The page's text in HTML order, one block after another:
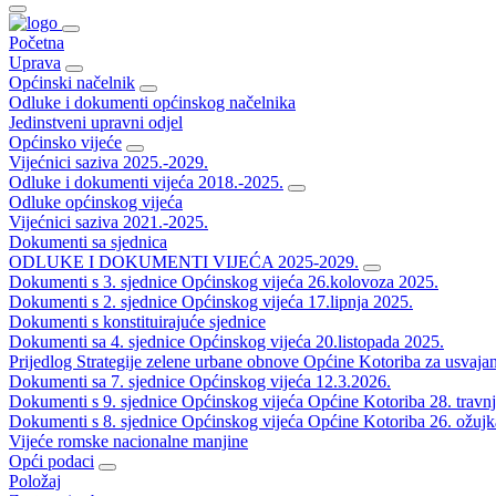
Početna
Uprava
Općinski načelnik
Odluke i dokumenti općinskog načelnika
Jedinstveni upravni odjel
Općinsko vijeće
Vijećnici saziva 2025.-2029.
Odluke i dokumenti vijeća 2018.-2025.
Odluke općinskog vijeća
Vijećnici saziva 2021.-2025.
Dokumenti sa sjednica
ODLUKE I DOKUMENTI VIJEĆA 2025-2029.
Dokumenti s 3. sjednice Općinskog vijeća 26.kolovoza 2025.
Dokumenti s 2. sjednice Općinskog vijeća 17.lipnja 2025.
Dokumenti s konstituirajuće sjednice
Dokumenti sa 4. sjednice Općinskog vijeća 20.listopada 2025.
Prijedlog Strategije zelene urbane obnove Općine Kotoriba za
Dokumenti sa 7. sjednice Općinskog vijeća 12.3.2026.
Dokumenti s 9. sjednice Općinskog vijeća Općine Kotoriba 28.
Dokumenti s 8. sjednice Općinskog vijeća Općine Kotoriba 26.
Vijeće romske nacionalne manjine
Opći podaci
Položaj